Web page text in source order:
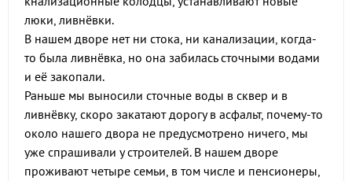
люки, ливнёвки.
В нашем дворе нет ни стока, ни канализации, когда-
то была ливнёвка, но она забилась сточными водами
и её закопали.
Раньше мы выносили сточные воды в сквер и в
ливнёвку, скоро закатают дорогу в асфальт, почему-то
около нашего двора не предусмотрено ничего, мы
уже спрашивали у строителей. В нашем дворе
проживают четыре семьи, в том числе и пенсионеры,